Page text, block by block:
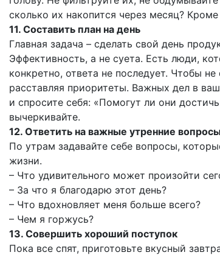
сколько их накопится через месяц?
11. Составить план на день
Главная задача – сделать свой день
Эффективность, а не суета. Есть люди,
конкретно, ответа не последует. Чтобы
расставляя приоритеты. Важных дел в
и спросите себя: «Помогут ли они
вычеркивайте.
12. Ответить на важные утренние
По утрам задавайте себе вопросы,
жизни.
– Что удивительного может произойти
– За что я благодарю этот день?
– Что вдохновляет меня больше всего?
– Чем я горжусь?
13. Совершить хороший поступок
Пока все спят, приготовьте вкусный